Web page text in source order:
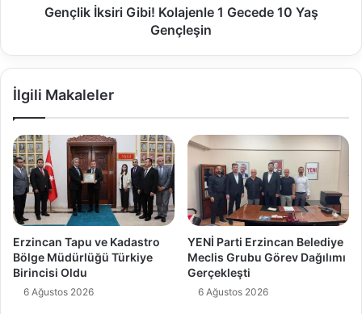
Gençlik İksiri Gibi! Kolajenle 1 Gecede 10 Yaş
Gençleşin
İlgili Makaleler
Erzincan Tapu ve Kadastro
Bölge Müdürlüğü Türkiye
Birincisi Oldu
6 Ağustos 2026
YENİ Parti Erzincan Belediye
Meclis Grubu Görev Dağılımı
Gerçekleşti
6 Ağustos 2026